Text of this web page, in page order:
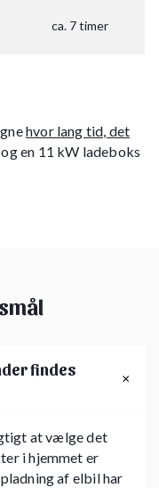
ca. 7 timer
hvor lang tid, det
en 11 kW ladeboks
findes
at vælge det
i hjemmet er
af elbil har